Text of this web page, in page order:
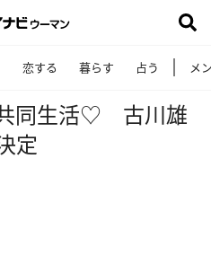
恋する 暮らす 占う メ
同生活♡ 古川雄
定